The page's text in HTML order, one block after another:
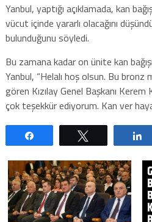
Yanbul, yaptığı açıklamada, kan
vücut içinde yararlı olacağını
bulunduğunu söyledi.
Bu zamana kadar on ünite kan
Yanbul, “Helalı hoş olsun. Bu bronz
gören Kızılay Genel Başkanı Kerem
çok teşekkür ediyorum. Kan ver